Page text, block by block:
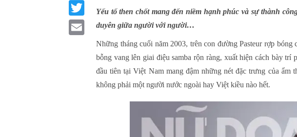
Yếu tố then chốt mang đến niềm hạnh phúc và sự thành
duyên giữa người với người…
Những tháng cuối năm 2003, trên con đường Pasteur rợp
bỗng vang lên giai điệu samba rộn ràng, xuất hiện cách bày
đầu tiên tại Việt Nam mang đậm những nét đặc trưng của
không phải một người nước ngoài hay Việt kiều nào hết.
Facebook
Twitter